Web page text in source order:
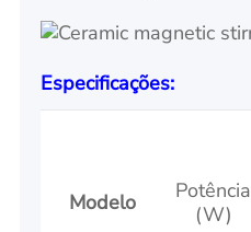
Especificações:
Modelo
Potência
(W)